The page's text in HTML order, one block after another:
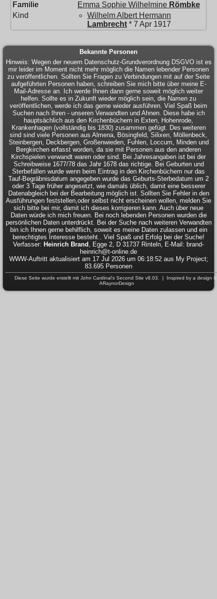
Familie Emma Sophie Wilhelmine Römbke
Kind
Wilhelm Albert Hermann
Lambrecht * 7 Apr 1917
Bekannte Personen
Hinweis: Wegen der neuern Datenschutz-Grundverordnung DSGVO ist es
mir leider im Moment nicht mehr möglich die Namen lebender Personen
zu veröffentlichen. Sollten Sie Fragen zu Verbindungen mit auf der Seite
aufgeführten Personen haben, schreiben Sie mich bitte über meine E-
Mail-Adresse an. Ich werde Ihnen dann gerne soweit möglich weiter
helfen. Sollte es in Zukunft wieder möglich sein, die Namen zu
veröffentlichen, werde ich das gerne wieder ausführen. Viel Spaß beim
Suchen nach Ihren - unseren Verwandten und Ahnen. Diese habe ich
hauptsächlich aus den Kirchenbüchern in Exten, Hohenrode,
Krankenhagen (vollständig bis 1830) zusammen gefügt. Des weiteren
sind sind viele Personen aus Almena, Bösingfeld, Silixen, Möllenbeck,
Steinbergen, Deckbergen, Großenwieden, Fuhlen, Loccum, Minden und
Bergkirchen erfasst worden, da sie mit Personen aus den anderen
Kirchspielen verwandt waren oder sind. Bei Jahresangaben ist bei der
Schreibweise 1677/78 das Jahr 1678 das richtige. Bei Geburten und
Sterbefällen wurde wenn beim Eintrag in den Kirchenbüchern nur das
Tauf-Begräbnisdatum angegeben wurde das Geburts-Sterbedatum um 2
oder 3 Tage früher angesetzt, wie damals üblich, damit eine besserer
Datenabgleich bei der Bearbeitung möglich ist. Sollten Sie Fehler in den
Ausführungen feststellen,oder selbst nicht erscheinen wollen, melden Sie
sich bitte bei mir, damit ich dieses korrigieren kann. Auch über neue
Daten würde ich mich freuen. Bei noch lebenden Personen wurden die
persönlichen Daten unterdrückt. Bei der Suche nach weiteren Verwandten
bin ich Ihnen gerne behilflich, soweit es meine Daten zulassen und ein
berechtigtes Interesse besteht.. Viel Spaß und Erfolg bei der Suche!
Verfasser: Heinrich Brand , Egge 2, D 31737 Rinteln, E-Mail: brand-
heinrich@t-online.de
WWW-Auftritt aktualisiert am 17 Jul 2026 um 06:18:52 aus My Project;
83.695 Personen
Diese Seite wurde erstellt mit John Cardinal's Second Site v8.03. | Inspired by a design
ARaynorDesign